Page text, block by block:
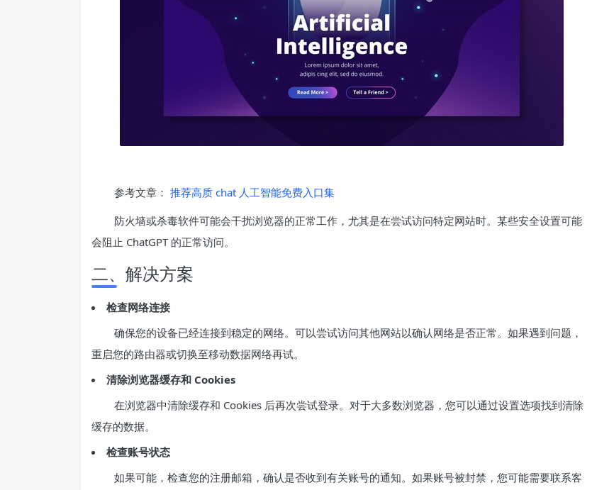
参考文章： 推荐高质 chat 人工智能免费入口集
防火墙或杀毒软件可能会干扰浏览器的正常工作，尤其是在尝试访问特定网站时。某些安全设置可能
会阻止 ChatGPT 的正常访问。
二、解决方案
检查网络连接
确保您的设备已经连接到稳定的网络。可以尝试访问其他网站以确认网络是否正常。如果遇到问题，
重启您的路由器或切换至移动数据网络再试。
清除浏览器缓存和 Cookies
在浏览器中清除缓存和 Cookies 后再次尝试登录。对于大多数浏览器，您可以通过设置选项找到清除
缓存的数据。
检查账号状态
如果可能，检查您的注册邮箱，确认是否收到有关账号的通知。如果账号被封禁，您可能需要联系客